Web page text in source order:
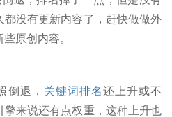
没有更新内容了，赶快做做外
原创内容。
退， 关键词排名还上升或不
来说还有点权重，这种上升也